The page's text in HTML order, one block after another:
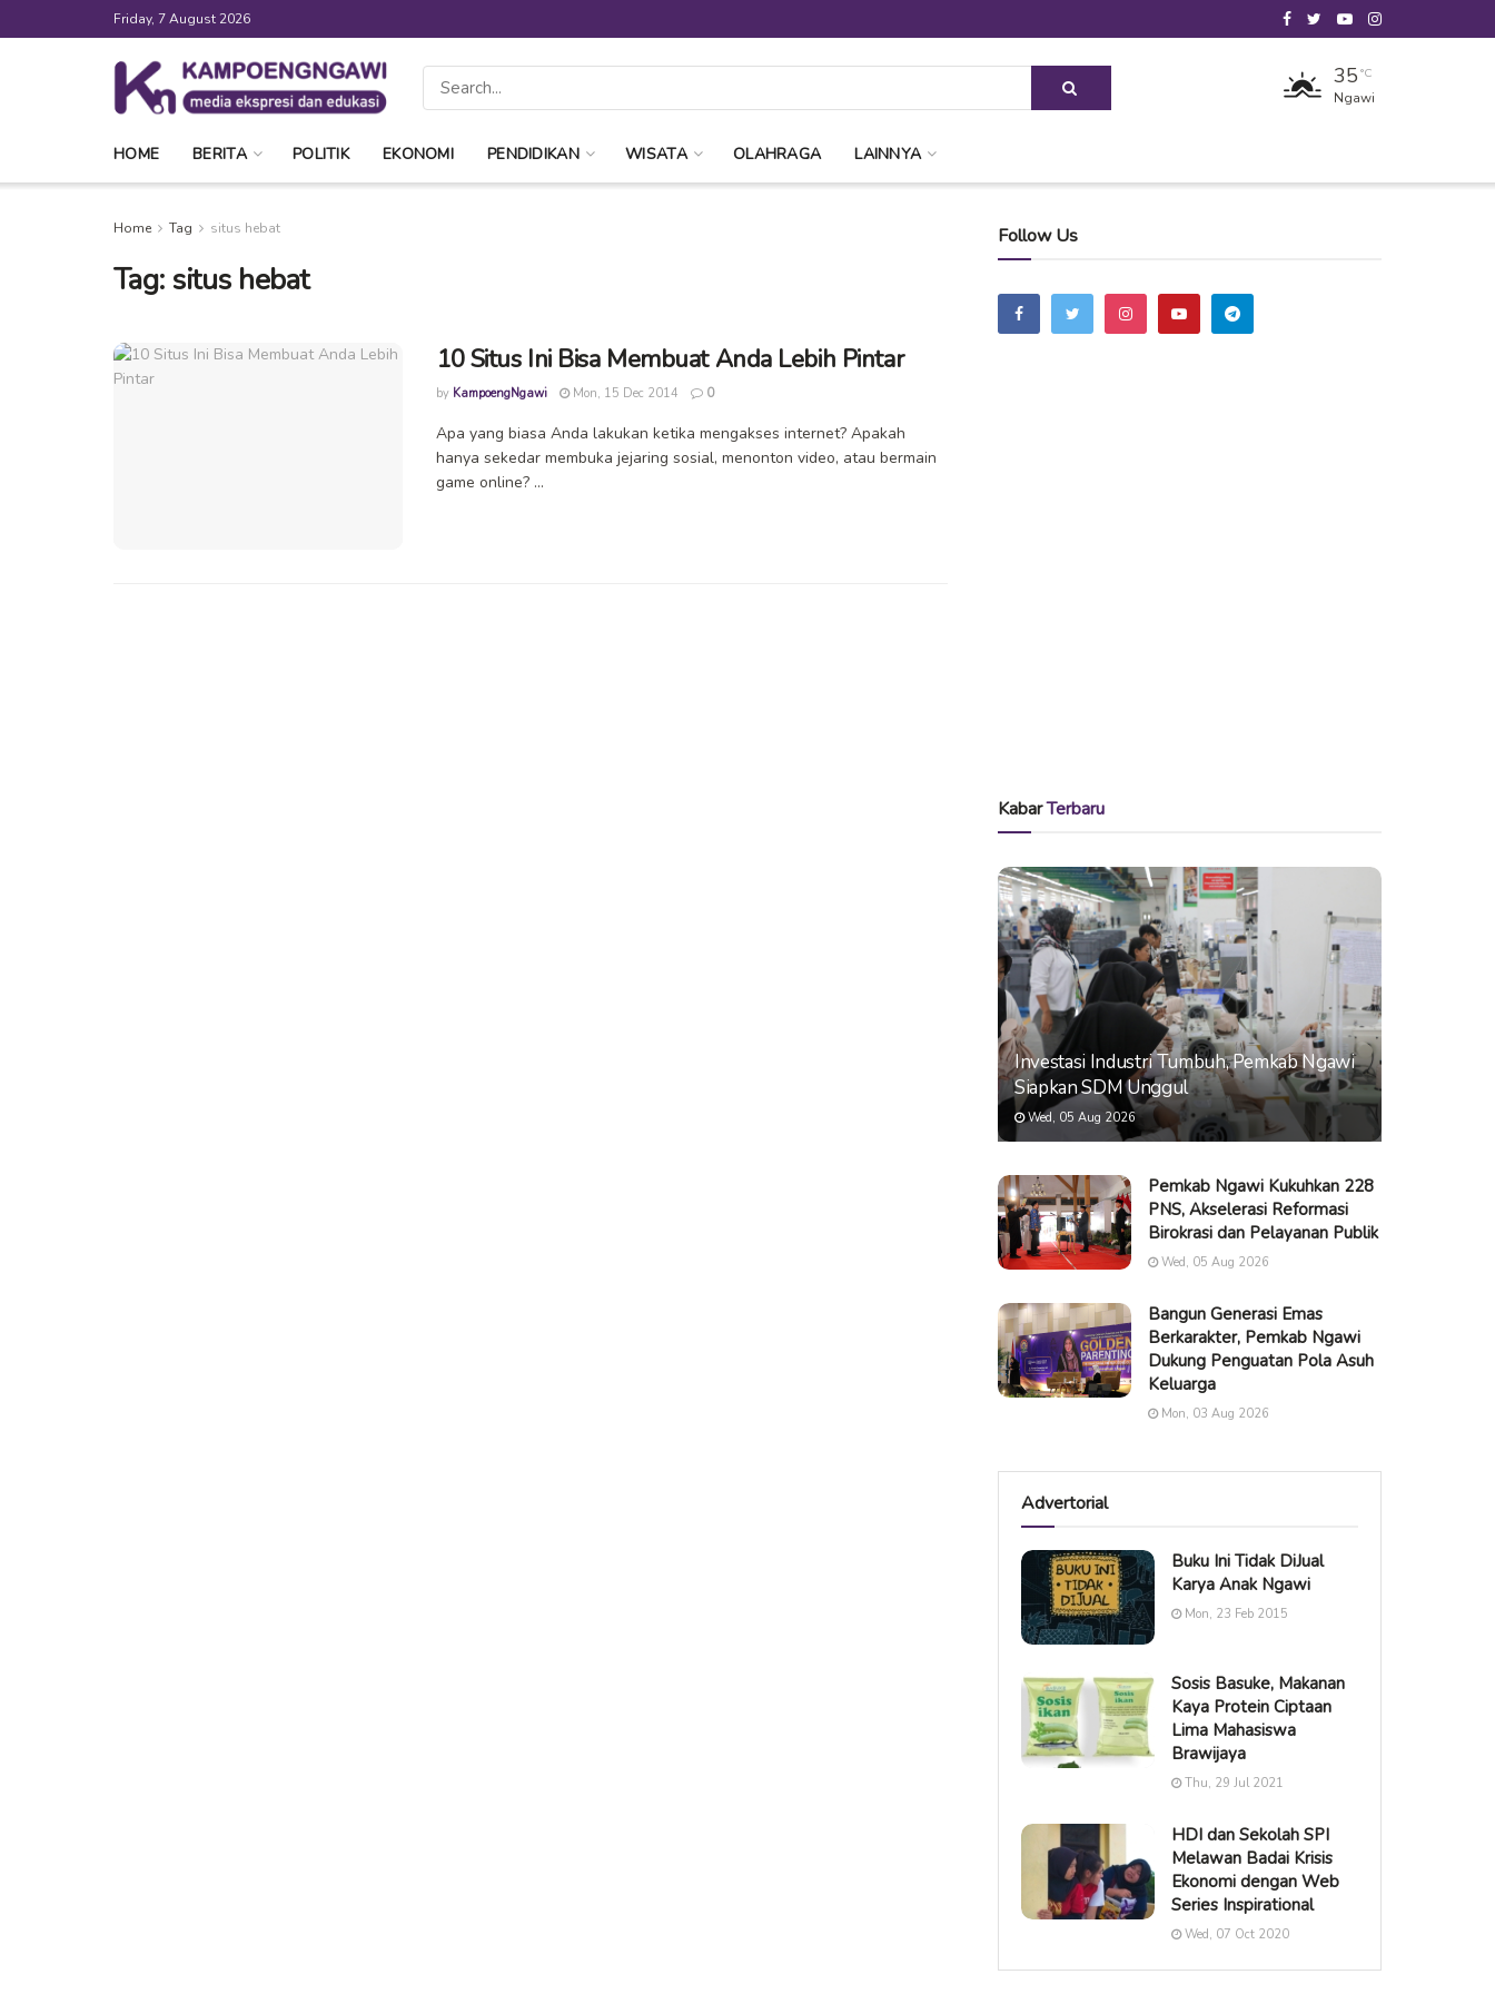
Friday, 7 August 2026
35 °C
Ngawi
HOME BERITA POLITIK EKONOMI PENDIDIKAN WISATA OLAHRAGA LAINNYA
Home Tag situs hebat
Tag: situs hebat
10 Situs Ini Bisa Membuat Anda Lebih Pintar
by KampoengNgawi Mon, 15 Dec 2014 0
Apa yang biasa Anda lakukan ketika mengakses internet? Apakah
hanya sekedar membuka jejaring sosial, menonton video, atau bermain
game online? ...
Follow Us
KabarTerbaru
Investasi Industri Tumbuh, Pemkab Ngawi
Siapkan SDM Unggul
Wed, 05 Aug 2026
Pemkab Ngawi Kukuhkan 228
PNS, Akselerasi Reformasi
Birokrasi dan Pelayanan Publik
Wed, 05 Aug 2026
Bangun Generasi Emas
Berkarakter, Pemkab Ngawi
Dukung Penguatan Pola Asuh
Keluarga
Mon, 03 Aug 2026
Advertorial
Buku Ini Tidak DiJual
Karya Anak Ngawi
Mon, 23 Feb 2015
Sosis Basuke, Makanan
Kaya Protein Ciptaan
Lima Mahasiswa
Brawijaya
Thu, 29 Jul 2021
HDI dan Sekolah SPI
Melawan Badai Krisis
Ekonomi dengan Web
Series Inspirational
Wed, 07 Oct 2020